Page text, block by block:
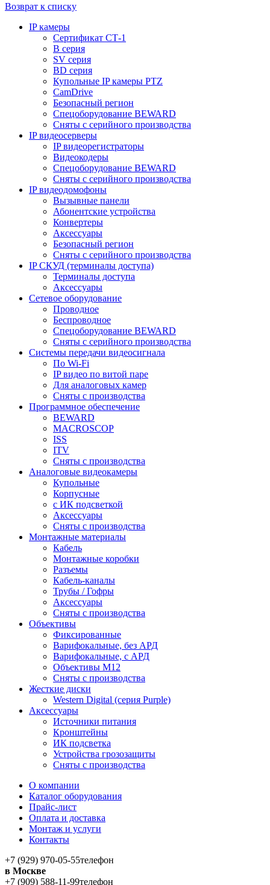
Возврат к списку
IP камеры
Сертификат СТ-1
B серия
SV серия
BD серия
Купольные IP камеры PTZ
CamDrive
Безопасный регион
Спецоборудование BEWARD
Сняты с серийного производства
IP видеосерверы
IP видеорегистраторы
Видеокодеры
Спецоборудование BEWARD
Сняты с серийного производства
IP видеодомофоны
Вызывные панели
Абонентские устройства
Конвертеры
Аксессуары
Безопасный регион
Сняты с серийного производства
IP СКУД (терминалы доступа)
Терминалы доступа
Аксессуары
Сетевое оборудование
Проводное
Беспроводное
Спецоборудование BEWARD
Сняты с серийного производства
Системы передачи видеосигнала
По Wi-Fi
IP видео по витой паре
Для аналоговых камер
Сняты с производства
Программное обеспечение
BEWARD
MACROSCOP
ISS
ITV
Сняты с производства
Аналоговые видеокамеры
Купольные
Корпусные
c ИК подсветкой
Аксессуары
Сняты с производства
Монтажные материалы
Кабель
Монтажные коробки
Разъемы
Кабель-каналы
Трубы / Гофры
Аксессуары
Сняты с производства
Объективы
Фиксированные
Варифокальные, без АРД
Варифокальные, с АРД
Объективы M12
Сняты с производства
Жесткие диски
Western Digital (серия Purple)
Аксессуары
Источники питания
Кронштейны
ИК подсветка
Устройства грозозащиты
Сняты с производства
О компании
Каталог оборудования
Прайс-лист
Оплата и доставка
Монтаж и услуги
Контакты
+7 (929) 970-05-55телефон
в Москве
+7 (909) 588-11-99телефон